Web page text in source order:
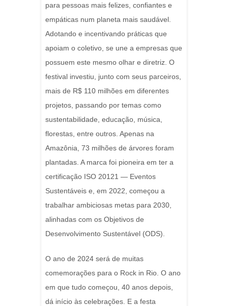
para pessoas mais felizes, confiantes e
empáticas num planeta mais saudável.
Adotando e incentivando práticas que
apoiam o coletivo, se une a empresas que
possuem este mesmo olhar e diretriz. O
festival investiu, junto com seus parceiros,
mais de R$ 110 milhões em diferentes
projetos, passando por temas como
sustentabilidade, educação, música,
florestas, entre outros. Apenas na
Amazônia, 73 milhões de árvores foram
plantadas. A marca foi pioneira em ter a
certificação ISO 20121 — Eventos
Sustentáveis e, em 2022, começou a
trabalhar ambiciosas metas para 2030,
alinhadas com os Objetivos de
Desenvolvimento Sustentável (ODS).
O ano de 2024 será de muitas
comemorações para o Rock in Rio. O ano
em que tudo começou, 40 anos depois,
dá início às celebrações. E a festa